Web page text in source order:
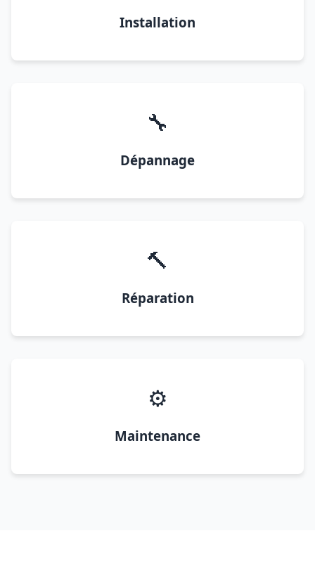
Installation
🔧
Dépannage
🔨
Réparation
⚙️
Maintenance